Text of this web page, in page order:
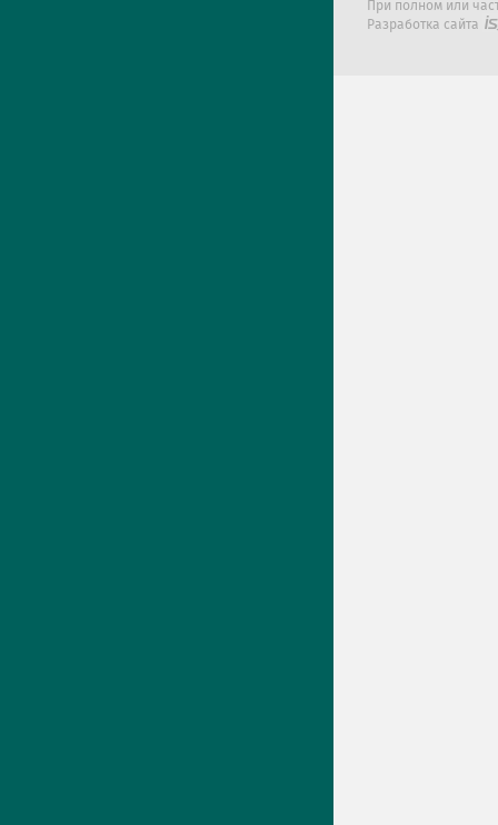
При полном или
Разработка сайта